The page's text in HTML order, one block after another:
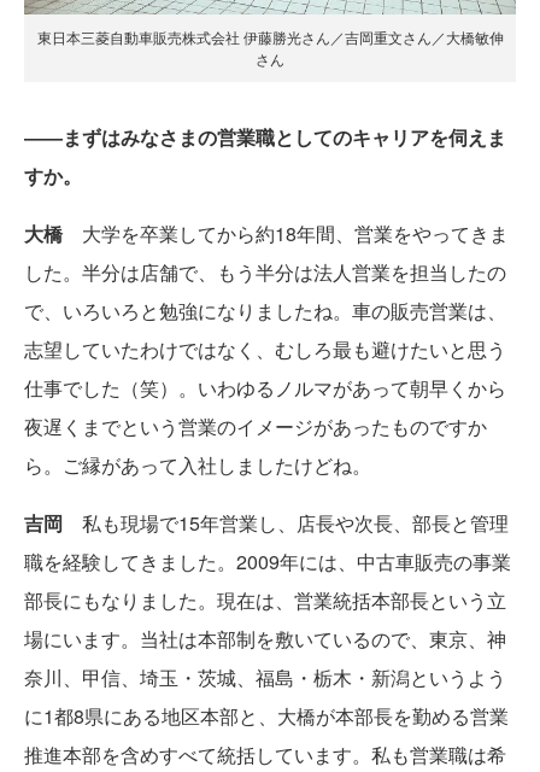
東日本三菱自動車販売株式会社 伊藤勝光さん／吉岡重文さん／大橋敏伸
さん
――まずはみなさまの営業職としてのキャリアを伺えま
すか。
大橋大学を卒業してから約18年間、営業をやってきま
した。半分は店舗で、もう半分は法人営業を担当したの
で、いろいろと勉強になりましたね。車の販売営業は、
志望していたわけではなく、むしろ最も避けたいと思う
仕事でした（笑）。いわゆるノルマがあって朝早くから
夜遅くまでという営業のイメージがあったものですか
ら。ご縁があって入社しましたけどね。
吉岡 私も現場で15年営業し、店長や次長、部長と管理
職を経験してきました。2009年には、中古車販売の事業
部長にもなりました。現在は、営業統括本部長という立
場にいます。当社は本部制を敷いているので、東京、神
奈川、甲信、埼玉・茨城、福島・栃木・新潟というよう
に1都8県にある地区本部と、大橋が本部長を勤める営業
推進本部を含めすべて統括しています。私も営業職は希